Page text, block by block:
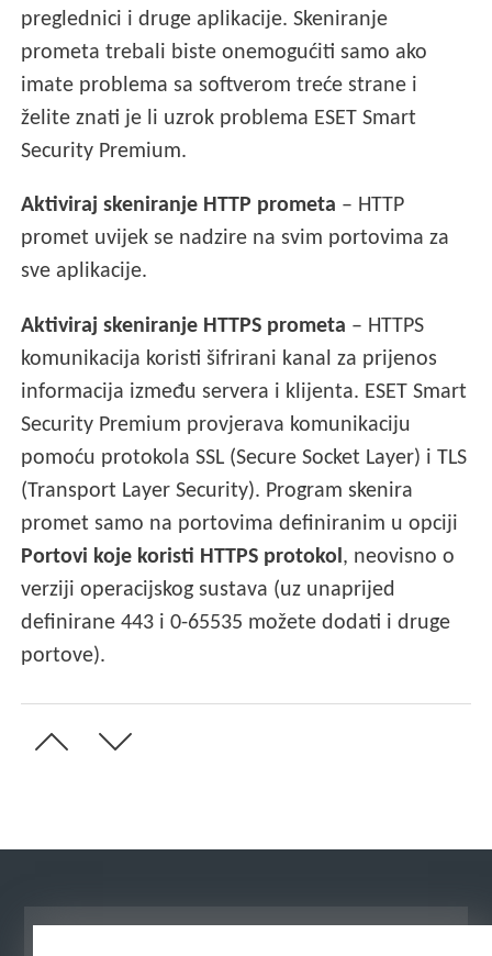
preglednici i druge aplikacije. Skeniranje
prometa trebali biste onemogućiti samo ako
imate problema sa softverom treće strane i
želite znati je li uzrok problema ESET Smart
Security Premium.
Aktiviraj skeniranje HTTP prometa – HTTP
promet uvijek se nadzire na svim portovima za
sve aplikacije.
Aktiviraj skeniranje HTTPS prometa – HTTPS
komunikacija koristi šifrirani kanal za prijenos
informacija između servera i klijenta. ESET Smart
Security Premium provjerava komunikaciju
pomoću protokola SSL (Secure Socket Layer) i TLS
(Transport Layer Security). Program skenira
promet samo na portovima definiranim u opciji
Portovi koje koristi HTTPS protokol , neovisno o
verziji operacijskog sustava (uz unaprijed
definirane 443 i 0-65535 možete dodati i druge
portove).